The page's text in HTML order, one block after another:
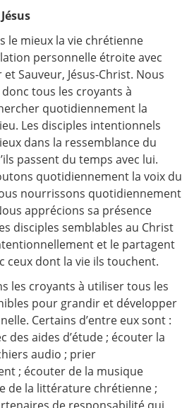
le mieux la vie chrétienne
personnelle étroite avec
Sauveur, Jésus-Christ. Nous
tous les croyants à
quotidiennement la
Les disciples intentionnels
dans la ressemblance du
passent du temps avec lui.
quotidiennement la voix du
nourrissons quotidiennement
apprécions sa présence
disciples semblables au Christ
et le partagent
ceux dont la vie ils touchent.
les croyants à utiliser tous les
pour grandir et développer
Certains d’entre eux sont :
des aides d’étude ; écouter la
audio ; prier
; écouter de la musique
de la littérature chrétienne ;